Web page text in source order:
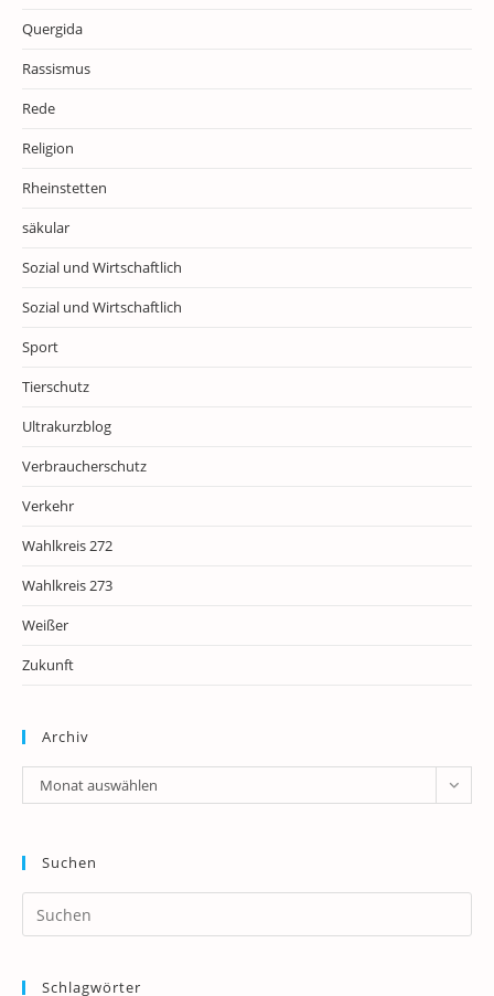
Quergida
Rassismus
Rede
Religion
Rheinstetten
säkular
Sozial und Wirtschaftlich
Sozial und Wirtschaftlich
Sport
Tierschutz
Ultrakurzblog
Verbraucherschutz
Verkehr
Wahlkreis 272
Wahlkreis 273
Weißer
Zukunft
Archiv
Archiv
Monat auswählen
Suchen
Schlagwörter